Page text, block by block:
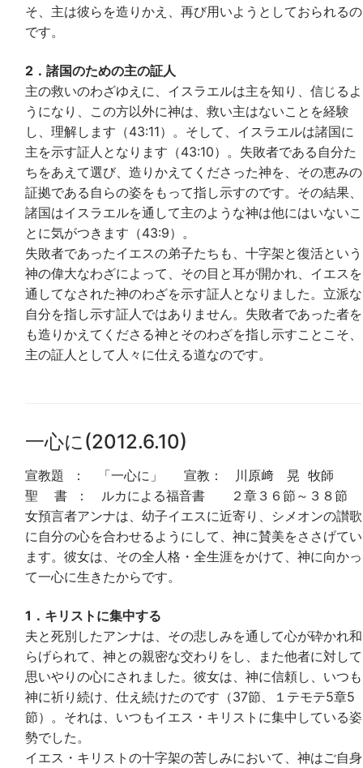
そ、主は彼らを造りかえ、再び用いようとしておられるの
です。
2．諸国のための主の証人
主の救いのわざゆえに、イスラエルは主を知り、信じるよ
うになり、この方以外に神は、救い主はないことを経験
し、理解します（43:11）。そして、イスラエルは諸国に
主を示す証人となります（43:10）。失敗者である自分た
ちをあえて選び、造りかえてくださった神を、その恵みの
証拠である自らの姿をもって指し示すのです。その結果、
諸国はイスラエルを通して主のような神は他にはいないこ
とに気がつきます（43:9）。
失敗者であったイエスの弟子たちも、十字架と復活という
神の偉大なわざによって、その目と耳が開かれ、イエスを
通してなされた神のわざを示す証人となりました。立派な
自分を指し示す証人ではありません。失敗者であった者を
も造りかえてくださる神とそのわざを指し示すことこそ、
主の証人として人々に仕える道なのです。
一心に(2012.6.10)
宣教題 ： 「一心に」 宣教： 川原﨑 晃 牧師
聖 書 ： ルカによる福音書 ２章３６節～３８節
女預言者アンナは、幼子イエスに近寄り、シメオンの讃歌
に自分の心を合わせるようにして、神に賛美をささげてい
ます。彼女は、その全人格・全生涯をかけて、神に向かっ
て一心に生きたからです。
1．キリストに集中する
夫と死別したアンナは、その悲しみを通して心が砕かれ和
らげられて、神との親密な交わりをし、また他者に対して
思いやりの心にされました。彼女は、神に信頼し、いつも
神に祈り続け、仕え続けたのです（37節、１テモテ5章5
節）。それは、いつもイエス・キリストに集中している姿
勢でした。
イエス・キリストの十字架の苦しみにおいて、神はご自身